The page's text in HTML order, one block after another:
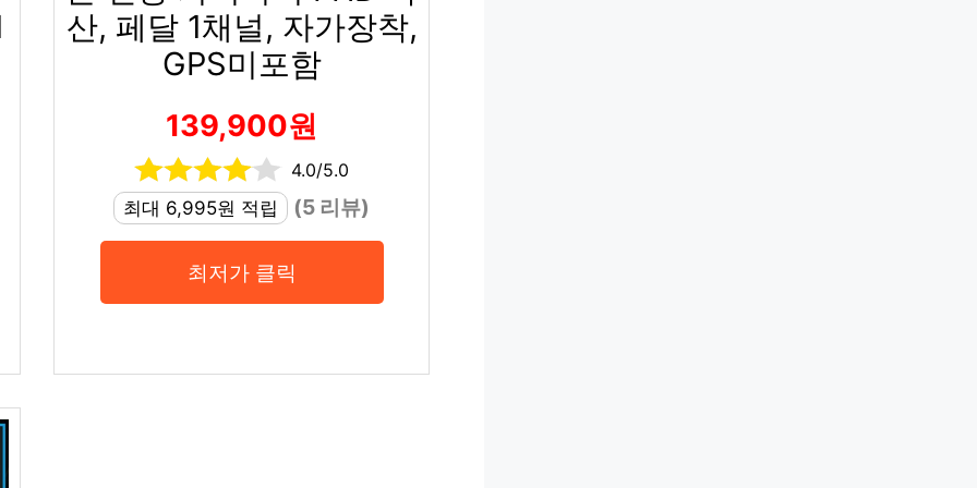
산, 페달 1채널, 자가장착,
GPS미포함
139,900원
4.0/5.0
최대 6,995원 적립
(5 리뷰)
최저가 클릭